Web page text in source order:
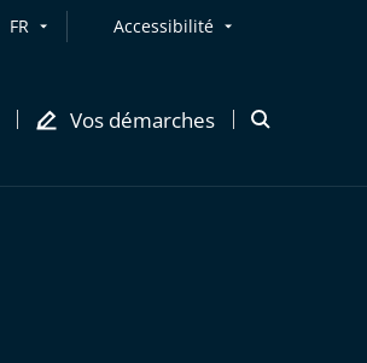
FR Accessibilité
Vos démarches
Ouvrir